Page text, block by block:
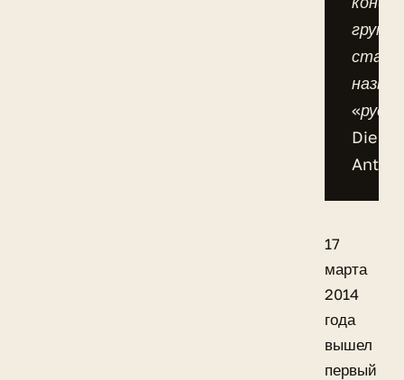
группу
стали
Die
17
марта
2014
года
вышел
первый